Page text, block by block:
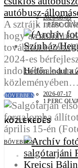
2026-08-05
1 PERC
Hétfőn indul a
2026-07-17
1 PERC
KÖZLEKEDÉS
A sztrájk
hogy az
továbbra is
2024-es
indokoltnak a
közleményében…
BŐVEBBEN
BŐVEBBEN
3 MIN